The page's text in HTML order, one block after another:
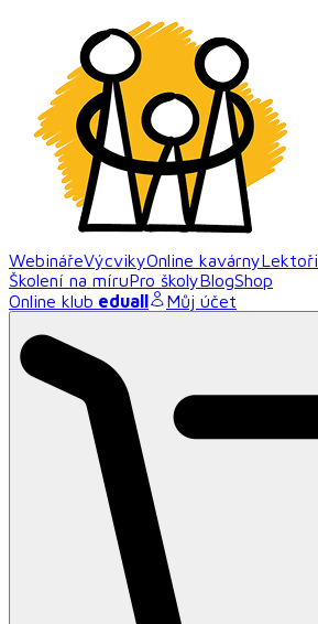
WebinářeVýcvikyOnline kavárnyLektoři
Školení na míruPro školyBlogShop
Online klub eduall Můj účet